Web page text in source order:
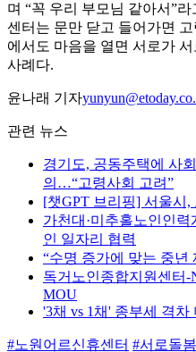
며 “꼭 우리 부모님 같아서”
센터는 문만 닫고 들어가면
에서도 마음을 열면 서로가
사례다.
윤나래 기자
관련 뉴스
경기도, 공동주택에 사
의…“고령사회 고려”
[챗GPT 브리핑] 서울시
가천대·미추홀노인인
인 일자리 협력
“수명 증가에 맞는 중년
독거노인종합지원센터
MOU
'3채 vs 1채' 종부세 격차
#노원어르신휴센터 #서로돌